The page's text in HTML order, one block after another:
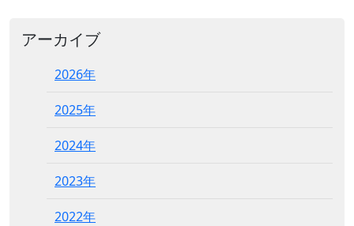
アーカイブ
2026年
2025年
2024年
2023年
2022年